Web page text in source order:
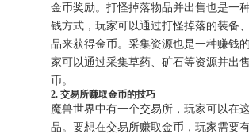
金币奖励。打怪掉落物品并出售也是一
钱方式，玩家可以通过打怪掉落的装备
品来获得金币。采集资源也是一种赚钱
家可以通过采集草药、矿石等资源并出
币。
2. 交易所赚取金币的技巧
魔兽世界中有一个交易所，玩家可以在
品。要想在交易所赚取金币，玩家需要